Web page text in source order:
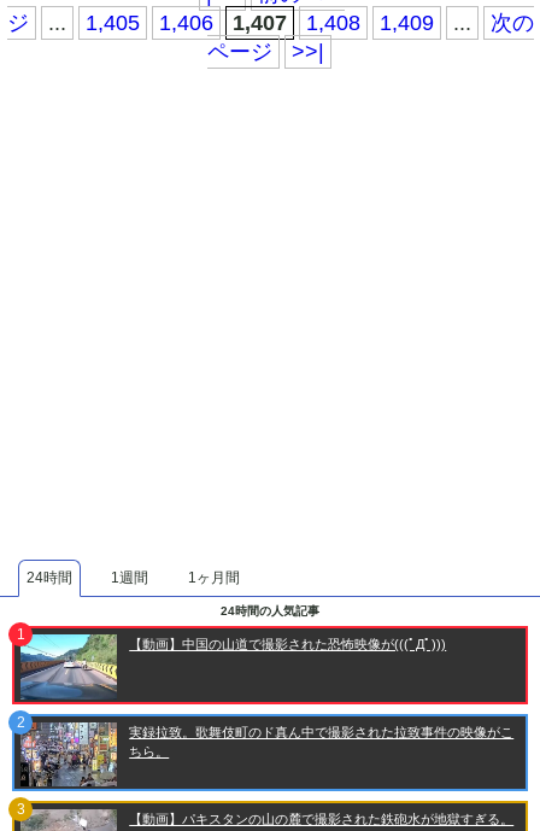
ジ
... 1,405 1,406 1,407 1,408 1,409 ...
次の
ページ
>>|
24時間 1週間 1ヶ月間
24時間の人気記事
【動画】中国の山道で撮影された恐怖映像が(((ﾟДﾟ)))
実録拉致。歌舞伎町のド真ん中で撮影された拉致事件の映像がこ
ちら。
【動画】パキスタンの山の麓で撮影された鉄砲水が地獄すぎる。